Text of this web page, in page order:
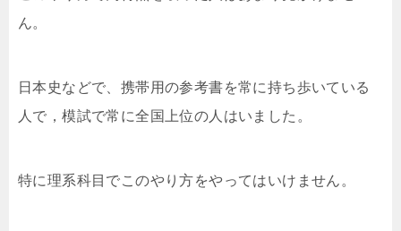
ん。
日本史などで、携帯用の参考書を常に持ち歩いている
人で，模試で常に全国上位の人はいました。
特に理系科目でこのやり方をやってはいけません。